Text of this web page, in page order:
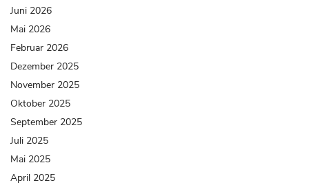
Juni 2026
Mai 2026
Februar 2026
Dezember 2025
November 2025
Oktober 2025
September 2025
Juli 2025
Mai 2025
April 2025